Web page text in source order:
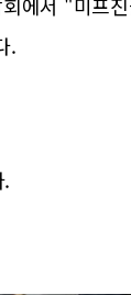
.